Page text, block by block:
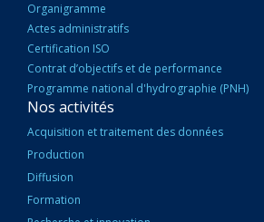
Organigramme
Actes administratifs
Certification ISO
Contrat d’objectifs et de performance
Programme national d'hydrographie (PNH)
Nos activités
Acquisition et traitement des données
Production
Diffusion
Formation